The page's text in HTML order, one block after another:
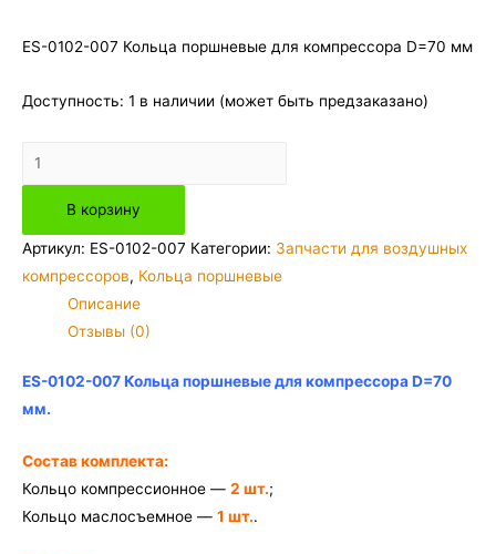
ES-0102-007 Кольца поршневые для компрессора D=70 мм
Доступность: 1 в наличии (может быть предзаказано)
Количество
товара
0102-
компрессора
D=70
В корзину
Артикул: ES-0102-007 Категории: Запчасти для воздушных
компрессоров, Кольца поршневые
Описание
Отзывы (0)
ES-0102-007 Кольца поршневые для компрессора D=70
мм.
Состав комплекта:
Кольцо компрессионное — 2 шт.;
Кольцо маслосъемное — 1 шт..